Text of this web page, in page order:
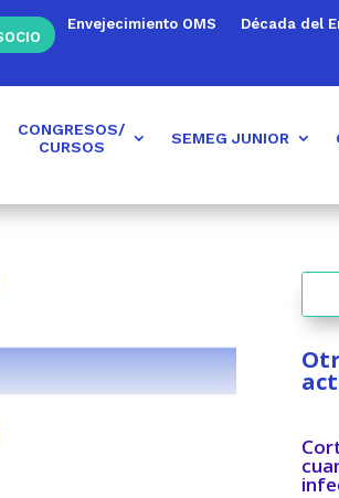
Envejecimiento OMS Década del
CONGRESOS/
CURSOS
SEMEG JUNIOR